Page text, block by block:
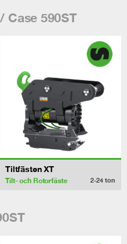
/ Case 590ST
Tiltfästen XT
Tilt- och Rotorfäste 2-24 ton